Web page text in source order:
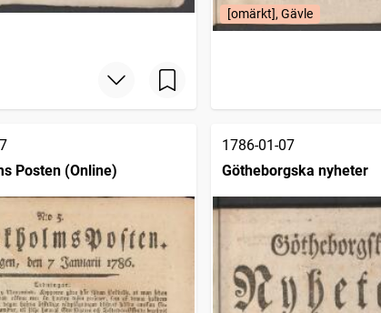
[omärkt], Gävle
Posten (Online)
1786-01-07
Götheborgska nyheter